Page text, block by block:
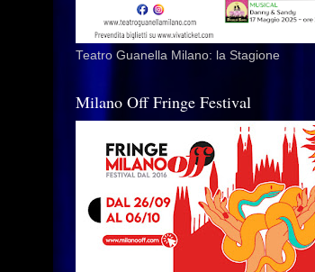
Teatro Guanella Milano: la Stagione
Milano Off Fringe Festival